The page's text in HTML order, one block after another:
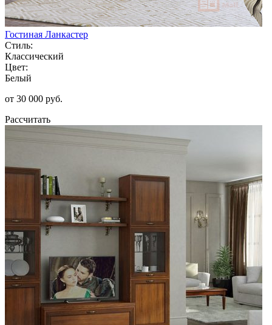
Гостиная Ланкастер
Стиль:
Классический
Цвет:
Белый
от 30 000 руб.
Рассчитать